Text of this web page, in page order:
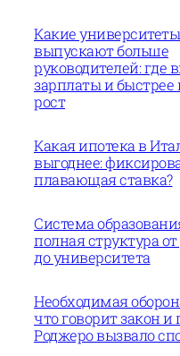
Какие
выпускают больше
руководителей: где
зарплаты и
рост
Какая ипотека в
выгоднее:
плавающая ставка?
Система
полная структура от
до университета
Необходимая
что говорит закон
Роджеро вызвало